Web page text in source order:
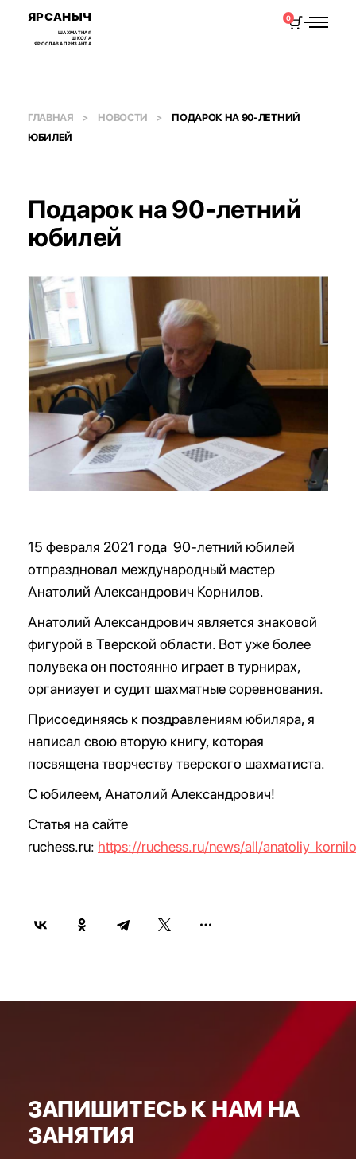
ЯРСАНЫЧ
ШАХМАТНАЯ
ШКОЛА
ЯРОСЛАВА ПРИЗАНТА
0
ГЛАВНАЯ НОВОСТИ
ПОДАРОК НА 90-ЛЕТНИЙ
ЮБИЛЕЙ
Подарок на 90-летний
юбилей
15 февраля 2021 года 90-летний юбилей
отпраздновал международный мастер
Анатолий Александрович Корнилов.
Анатолий Александрович является знаковой
фигурой в Тверской области. Вот уже более
полувека он постоянно играет в турнирах,
организует и судит шахматные соревнования.
Присоединяясь к поздравлениям юбиляра, я
написал свою вторую книгу, которая
посвящена творчеству тверского шахматиста.
С юбилеем, Анатолий Александрович!
Статья на сайте
ruchess.ru: https://ruchess.ru/news/all/
ЗАПИШИТЕСЬ К НАМ НА
ЗАНЯТИЯ